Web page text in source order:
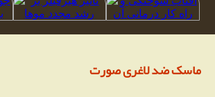
ماسک ضد لاغری صورت